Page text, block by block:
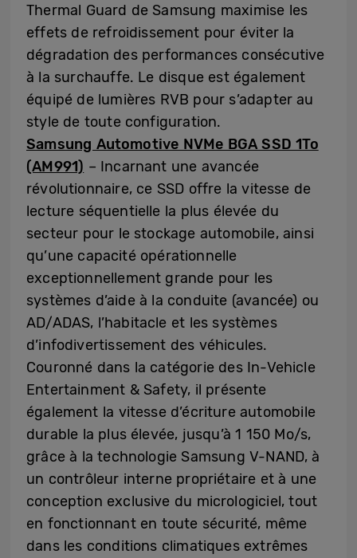
Thermal Guard de Samsung maximise les
effets de refroidissement pour éviter la
dégradation des performances consécutive
à la surchauffe. Le disque est également
équipé de lumières RVB pour s’adapter au
style de toute configuration.
Samsung Automotive NVMe BGA SSD 1To
(AM991) – Incarnant une avancée
révolutionnaire, ce SSD offre la vitesse de
lecture séquentielle la plus élevée du
secteur pour le stockage automobile, ainsi
qu’une capacité opérationnelle
exceptionnellement grande pour les
systèmes d’aide à la conduite (avancée) ou
AD/ADAS, l’habitacle et les systèmes
d’infodivertissement des véhicules.
Couronné dans la catégorie des In-Vehicle
Entertainment & Safety, il présente
également la vitesse d’écriture automobile
durable la plus élevée, jusqu’à 1 150 Mo/s,
grâce à la technologie Samsung V-NAND, à
un contrôleur interne propriétaire et à une
conception exclusive du micrologiciel, tout
en fonctionnant en toute sécurité, même
dans les conditions climatiques extrêmes